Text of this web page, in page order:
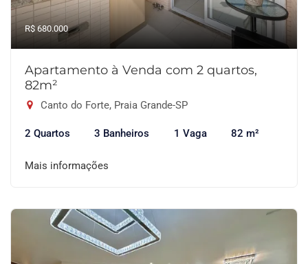
R$ 680.000
Apartamento à Venda com 2 quartos,
82m²
Canto do Forte, Praia Grande-SP
2 Quartos 3 Banheiros 1 Vaga 82 m²
Mais informações